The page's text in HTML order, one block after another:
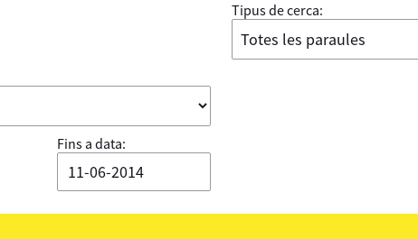
Tipus de cerca:
Fins a data: